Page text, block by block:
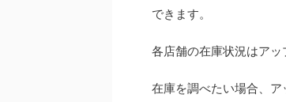
できます。
各店舗の在庫状況はアッ
在庫を調べたい場合、